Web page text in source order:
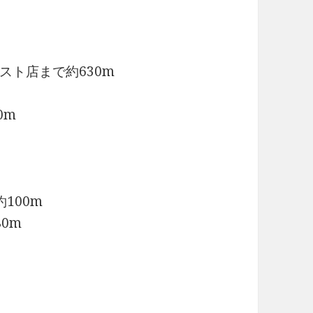
ト店まで約630m
100m